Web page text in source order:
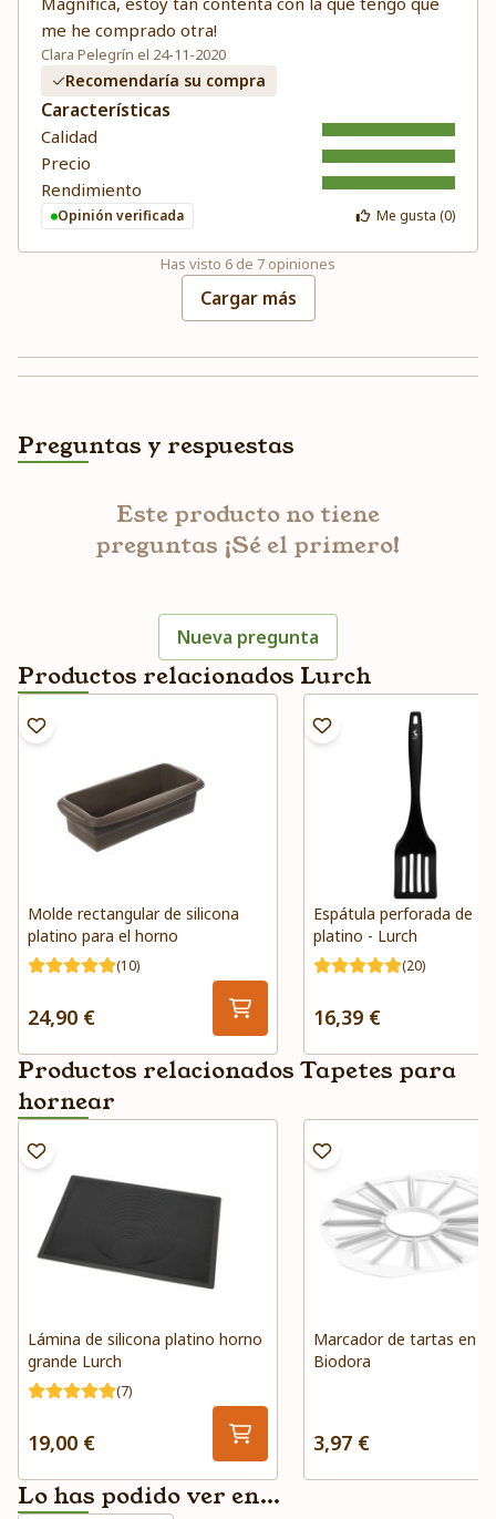
me he comprado otra!
Clara Pelegrín el 24-11-2020
Recomendaría su compra
Características
Calidad
Precio
Rendimiento
Opinión verificada Me gusta (0)
Has visto 6 de 7 opiniones
Cargar más
Preguntas y respuestas
Este producto no tiene
preguntas ¡Sé el primero!
Nueva pregunta
Productos relacionados Lurch
Molde rectangular de silicona
platino para el horno
(10)
24,90 €
Espátula perforada de
platino - Lurch
(20)
16,39 €
Productos relacionados Tapetes para
hornear
Lámina de silicona platino horno
grande Lurch
(7)
19,00 €
Marcador de tartas en
Biodora
3,97 €
Lo has podido ver en...